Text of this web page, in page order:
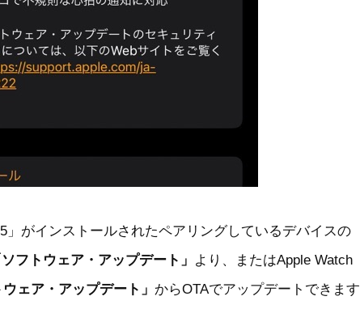
」がインストールされたペアリングしているデバイスの
フトウェア・アップデート」 より、またはApple Watch
ェア・アップデート」 からOTAでアップデートできます